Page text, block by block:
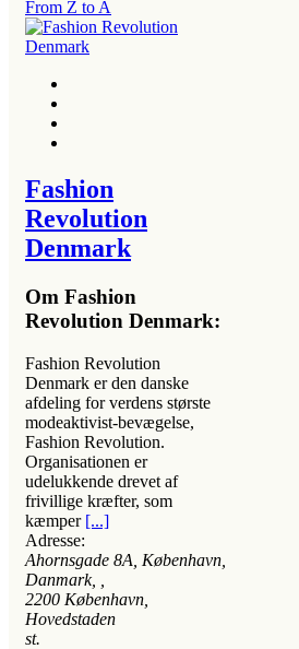
From Z to A
Fashion
Revolution
Denmark
Om Fashion
Revolution Denmark:
Fashion Revolution
Denmark er den danske
afdeling for verdens største
modeaktivist-bevægelse,
Fashion Revolution.
Organisationen er
udelukkende drevet af
frivillige kræfter, som
kæmper [...]
Adresse:
Ahornsgade 8A, København,
Danmark, ,
2200 København,
Hovedstaden
st.